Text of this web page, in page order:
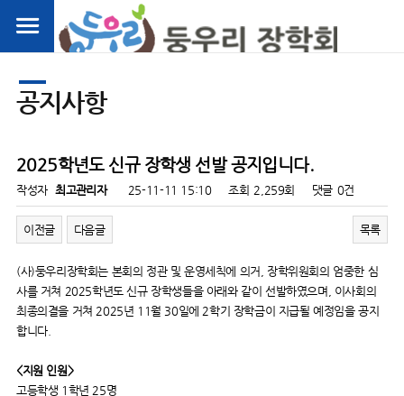
공지사항
2025학년도 신규 장학생 선발 공지입니다.
작성자 최고관리자 25-11-11 15:10 조회 2,259회 댓글 0건
이전글 다음글 목록
(사)둥우리장학회는 본회의 정관 및 운영세칙에 의거, 장학위원회의 엄중한 심
사를 거쳐 2025학년도 신규 장학생들을 아래와 같이 선발하였으며, 이사회의
최종의결을 거쳐 2025년 11월 30일에 2학기 장학금이 지급될 예정임을 공지
합니다.
<지원 인원>
고등학생 1학년 25명